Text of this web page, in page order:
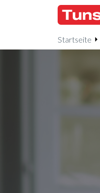
Startseite